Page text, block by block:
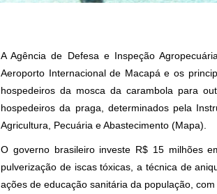
A Agência de Defesa e Inspeção
Aeroporto Internacional de Macapá e os
hospedeiros da mosca da carambola para
hospedeiros da praga, determinados pela
Agricultura, Pecuária e Abastecimento (Mapa).
O governo brasileiro investe R$ 15 milhões
pulverização de iscas tóxicas, a técnica de
ações de educação sanitária da população,